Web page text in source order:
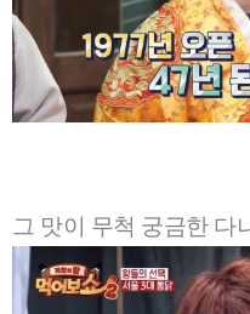
그 맛이 무척 궁금한 다